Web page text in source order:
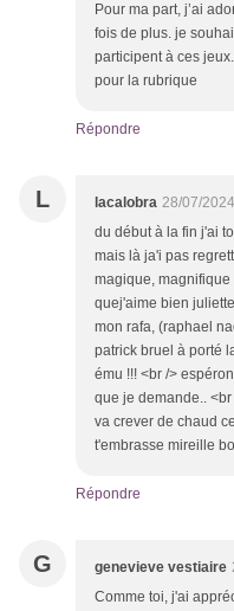
Pour ma part, j’ai
fois de plus. je
participent à ces
pour la rubrique
Répondre
L lacalobra 28/07/
du début à la fin j'ai
mais là ja'i pas
magique, magnifique
quej'aime bien
mon rafa, (raphael
patrick bruel à porté
ému !!! <br />
que je demande..
va crever de chaud
t'embrasse mireille
Répondre
G genevieve vestiaire
Comme toi, j'ai